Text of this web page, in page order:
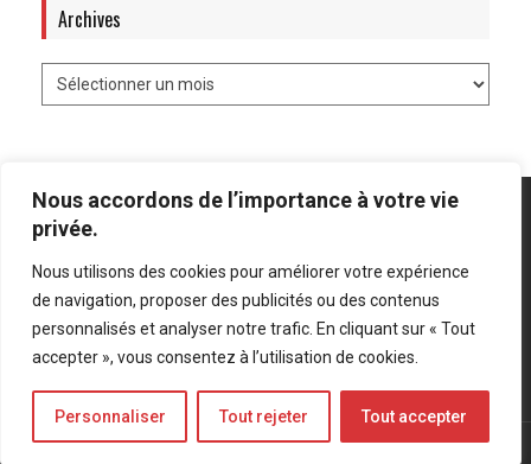
Nous accordons de l’importance à votre vie
privée.
Nous utilisons des cookies pour améliorer votre expérience
de navigation, proposer des publicités ou des contenus
personnalisés et analyser notre trafic. En cliquant sur « Tout
accepter », vous consentez à l’utilisation de cookies.
Personnaliser Tout rejeter Tout accepter
Archives
Mentions légales Politique de confidentialité
Bluesky
LinkedIn
Twitter
© Forces Operations Blog - 2022